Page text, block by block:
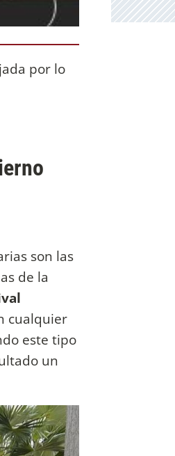
por lo
son las
de la
cualquier
este tipo
un